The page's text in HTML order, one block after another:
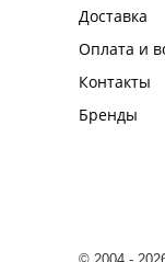
Доставка
Оплата и
Контакты
Бренды